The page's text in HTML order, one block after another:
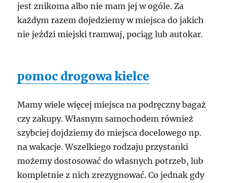
jest znikoma albo nie mam jej w ogóle. Za
każdym razem dojedziemy w miejsca do jakich
nie jeździ miejski tramwaj, pociąg lub autokar.
pomoc drogowa kielce
Mamy wiele więcej miejsca na podręczny bagaż
czy zakupy. Własnym samochodem również
szybciej dojdziemy do miejsca docelowego np.
na wakacje. Wszelkiego rodzaju przystanki
możemy dostosować do własnych potrzeb, lub
kompletnie z nich zrezygnować. Co jednak gdy